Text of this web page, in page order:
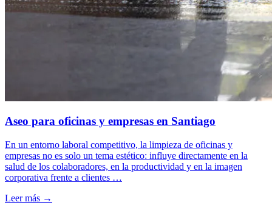
Aseo para oficinas y empresas en Santiago
En un entorno laboral competitivo, la limpieza de oficinas y
empresas no es solo un tema estético: influye directamente en la
salud de los colaboradores, en la productividad y en la imagen
corporativa frente a clientes …
Leer más →